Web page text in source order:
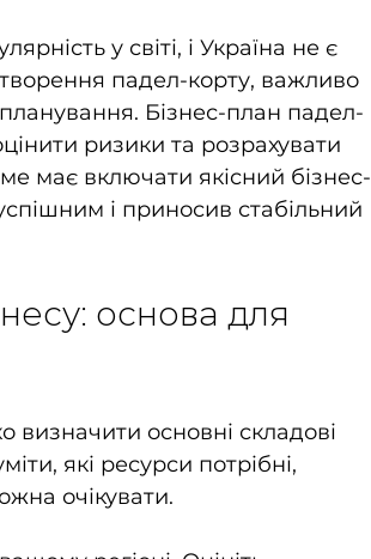
у світі, і Україна не є
падел-корту, важливо
Бізнес-план падел-
ризики та розрахувати
має включати якісний бізнес-
і приносив стабільний
основа для
визначити основні складові
які ресурси потрібні,
очікувати.